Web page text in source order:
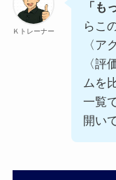
Ｋトレーナー
「も
らこ
〈ア
〈評
ムを
一覧
開い